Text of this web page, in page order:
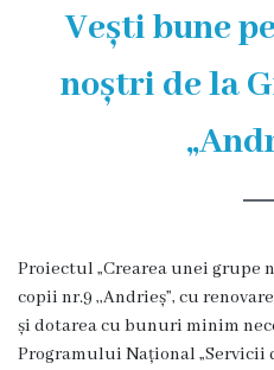
Organigrama
efectivul
Dispoziţiile
primarului
Vești bune
noștri de la
Proiectul „Crearea unei grupe
copii nr.9 ,,Andrieș”, cu
și dotarea cu bunuri minim
Programului Național „Servicii